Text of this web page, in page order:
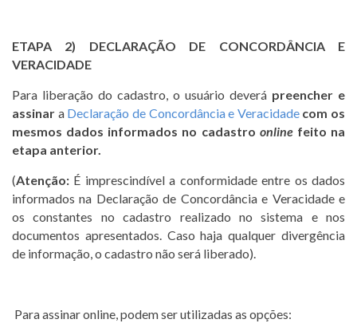
ETAPA 2)
DECLARAÇÃO DE CONCORDÂNCIA E
VERACIDADE
Para liberação do cadastro, o usuário deverá preencher e
assinar a Declaração de Concordância e Veracidade com os
mesmos dados informados no cadastro online feito na
etapa anterior.
(Atenção: É imprescindível a conformidade entre os dados
informados na Declaração de Concordância e Veracidade e
os constantes no cadastro realizado no sistema e nos
documentos apresentados. Caso haja qualquer divergência
de informação, o cadastro não será liberado).
Para assinar online, podem ser utilizadas as opções: